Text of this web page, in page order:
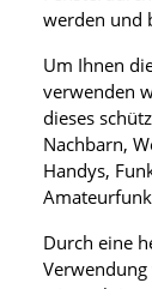
werden und
Um Ihnen
verwenden
dieses
Nachbarn,
Handys,
Durch eine